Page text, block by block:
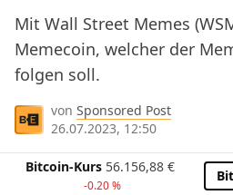
Mit Wall Street Memes
Memecoin, welcher der
folgen soll.
von Sponsored Post
26.07.2023, 12:50
Bitcoin-Kurs 56.156,88 €
-0.20 %